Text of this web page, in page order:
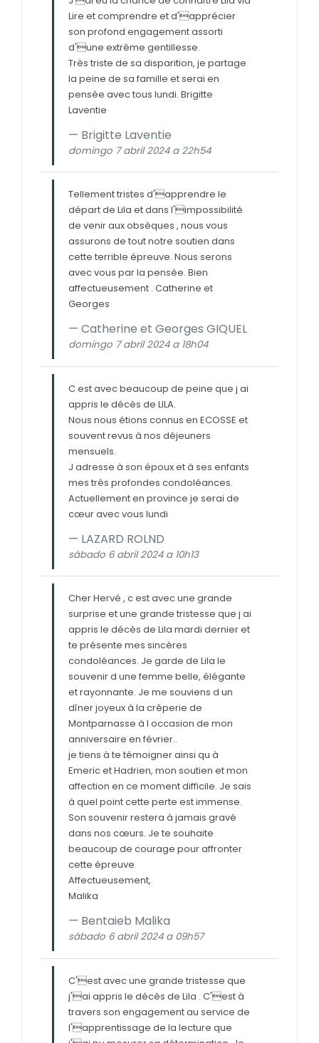
Lire et comprendre et d'apprécier
son profond engagement assorti
d'une extrême gentillesse.
Très triste de sa disparition, je partage
la peine de sa famille et serai en
pensée avec tous lundi. Brigitte
Laventie
Brigitte Laventie
domingo 7 abril 2024 a 22h54
Tellement tristes d'apprendre le
départ de Lila et dans l'impossibilité
de venir aux obsèques , nous vous
assurons de tout notre soutien dans
cette terrible épreuve. Nous serons
avec vous par la pensée. Bien
affectueusement . Catherine et
Georges
Catherine et Georges GIQUEL
domingo 7 abril 2024 a 18h04
C est avec beaucoup de peine que j ai
appris le décès de LILA.
Nous nous étions connus en ECOSSE et
souvent revus à nos déjeuners
mensuels.
J adresse à son époux et à ses enfants
mes très profondes condoléances.
Actuellement en province je serai de
cœur avec vous lundi
LAZARD ROLND
sábado 6 abril 2024 a 10h13
Cher Hervé , c est avec une grande
surprise et une grande tristesse que j ai
appris le décès de Lila mardi dernier et
te présente mes sincères
condoléances. Je garde de Lila le
souvenir d une femme belle, élégante
et rayonnante. Je me souviens d un
dîner joyeux à la crêperie de
Montparnasse à l occasion de mon
anniversaire en février..
je tiens à te témoigner ainsi qu à
Emeric et Hadrien, mon soutien et mon
affection en ce moment difficile. Je sais
à quel point cette perte est immense.
Son souvenir restera à jamais gravé
dans nos cœurs. Je te souhaite
beaucoup de courage pour affronter
cette épreuve.
Affectueusement,
Malika
Bentaieb Malika
sábado 6 abril 2024 a 09h57
C'est avec une grande tristesse que
j'ai appris le décès de Lila . C'est à
travers son engagement au service de
l'apprentissage de la lecture que